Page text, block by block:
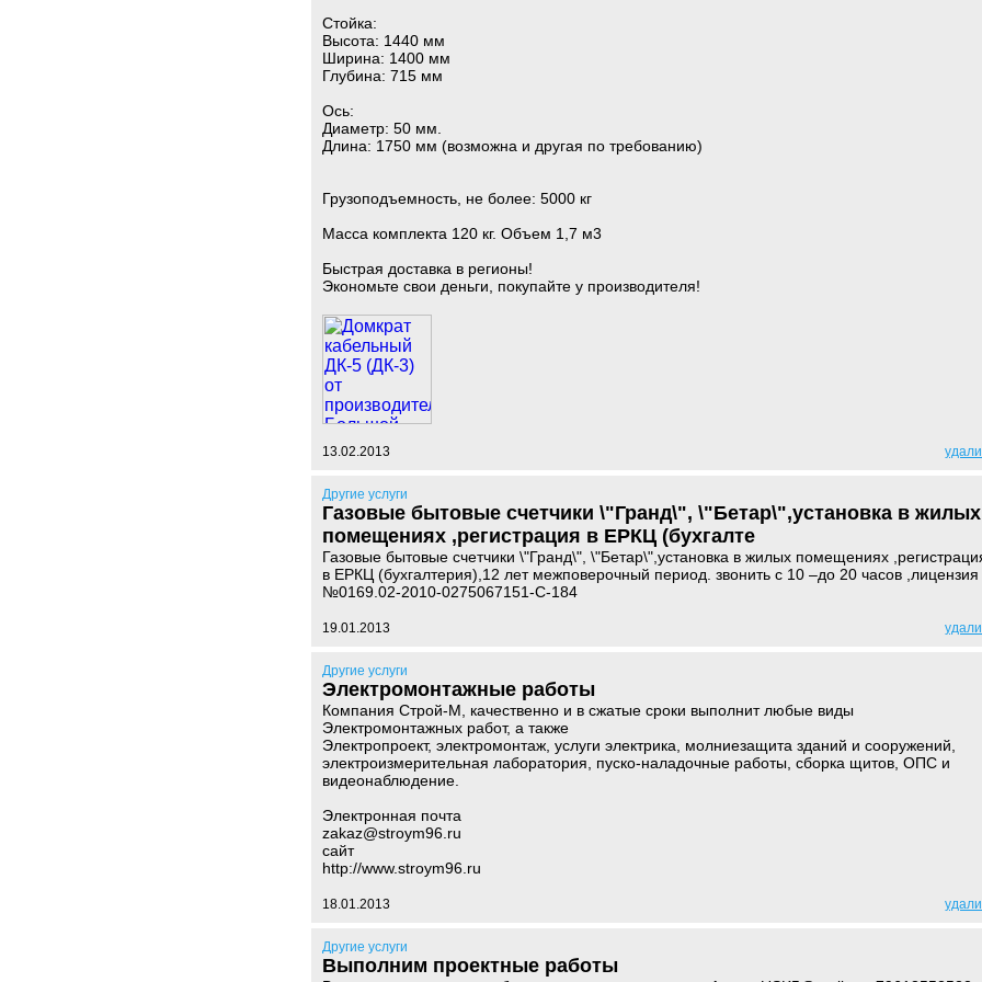
Стойка:
Высота: 1440 мм
Ширина: 1400 мм
Глубина: 715 мм
Ось:
Диаметр: 50 мм.
Длина: 1750 мм (возможна и другая по требованию)
Грузоподъемность, не более: 5000 кг
Масса комплекта 120 кг. Объем 1,7 м3
Быстрая доставка в регионы!
Экономьте свои деньги, покупайте у производителя!
13.02.2013
Другие услуги
Газовые бытовые счетчики \"Гранд\", \"Бетар\",установка в жилых
помещениях ,регистрация в ЕРКЦ (бухгалте
Газовые бытовые счетчики \"Гранд\", \"Бетар\",установка в жилых помещениях
в ЕРКЦ (бухгалтерия),12 лет межповерочный период. звонить с 10 –до 20 часов ,лицензия
№0169.02-2010-0275067151-C-184
19.01.2013
Другие услуги
Электромонтажные работы
Компания Строй-М, качественно и в сжатые сроки выполнит любые виды
Электромонтажных работ, а также
Электропроект, электромонтаж, услуги электрика, молниезащита зданий и сооружений,
электроизмерительная лаборатория, пуско-наладочные работы, сборка щитов, ОПС и
видеонаблюдение.
Электронная почта
zakaz@stroym96.ru
сайт
http://www.stroym96.ru
18.01.2013
Другие услуги
Выполним проектные работы